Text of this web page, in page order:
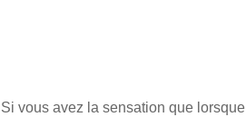
vous avez la sensation que lorsque